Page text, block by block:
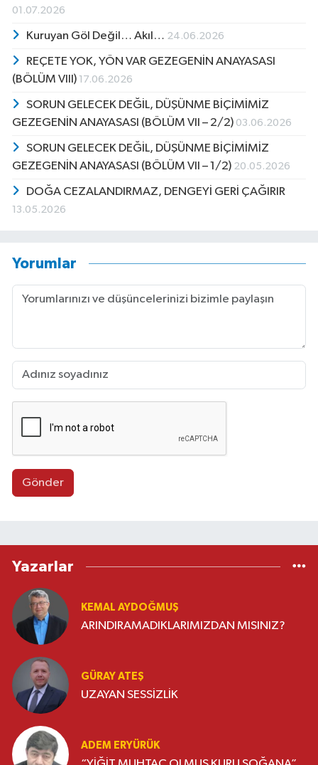
01.07.2026
Kuruyan Göl Değil… Akıl… 24.06.2026
REÇETE YOK, YÖN VAR GEZEGENİN ANAYASASI
(BÖLÜM VIII) 17.06.2026
SORUN GELECEK DEĞİL, DÜŞÜNME BİÇİMİMİZ
GEZEGENİN ANAYASASI (BÖLÜM VII – 2/2) 03.06.2026
SORUN GELECEK DEĞİL, DÜŞÜNME BİÇİMİMİZ
GEZEGENİN ANAYASASI (BÖLÜM VII – 1/2) 20.05.2026
DOĞA CEZALANDIRMAZ, DENGEYİ GERİ ÇAĞIRIR
13.05.2026
Yorumlar
Gönder
Yazarlar
KEMAL AYDOĞMUŞ
ARINDIRAMADIKLARIMIZDAN MISINIZ?
GÜRAY ATEŞ
UZAYAN SESSİZLİK
ADEM ERYÜRÜK